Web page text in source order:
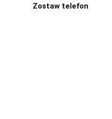
Zostaw telefon